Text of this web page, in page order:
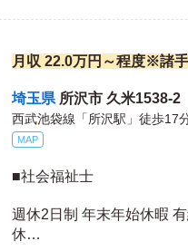
月収 22.0万円～程度※諸
埼玉県 所沢市 久米1538-2
西武池袋線「所沢駅」徒歩17
MAP
■社会福祉士
週休2日制 年末年始休暇
休